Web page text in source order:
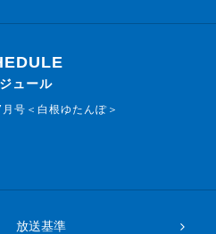
ュール
号＜白根ゆたんぽ＞
放送基準